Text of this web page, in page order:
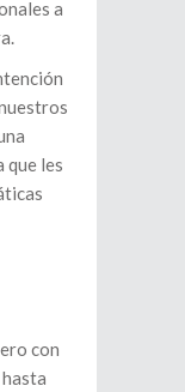
a
que les
con